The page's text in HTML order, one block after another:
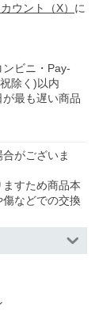
ウント（X） に
ビニ・Pay-
除く)以内
最も遅い商品
がございま
すため商品本
などでの交換